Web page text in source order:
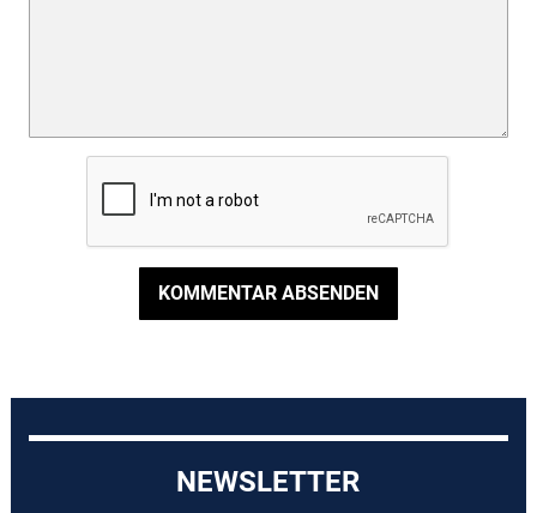
KOMMENTAR ABSENDEN
NEWSLETTER